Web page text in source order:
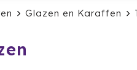
Glazen en Karaffen